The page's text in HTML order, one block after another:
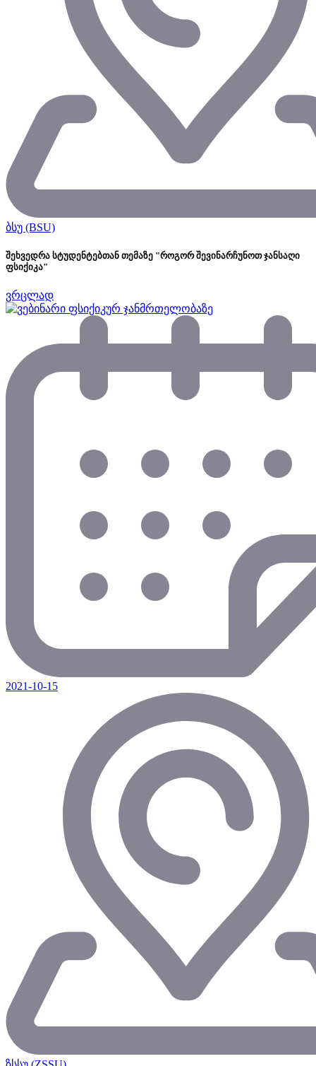
ბსუ (BSU)
შეხვედრა სტუდენტებთან თემაზე "როგორ შევინარჩუნოთ ჯანსაღი
ფსიქიკა"
ვრცლად
2021-10-15